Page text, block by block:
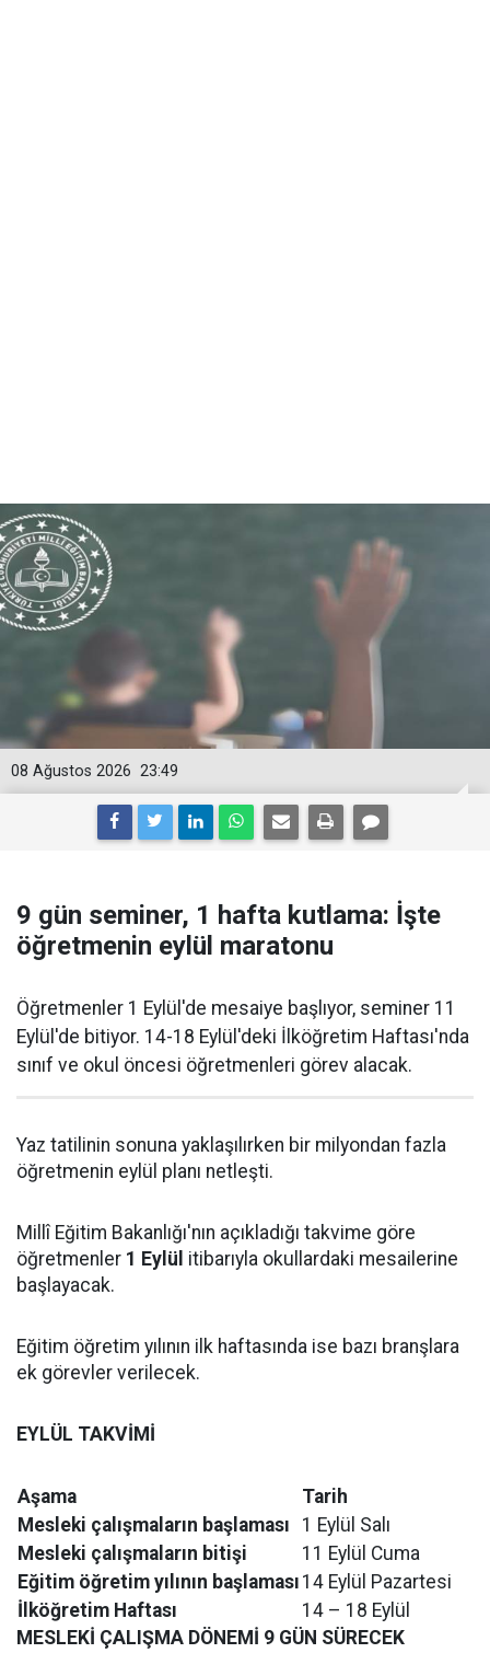
23:49
08 Ağustos 2026
9 gün seminer, 1 hafta kutlama: İşte
öğretmenin eylül maratonu
Öğretmenler 1 Eylül'de mesaiye başlıyor, seminer 11
Eylül'de bitiyor. 14-18 Eylül'deki İlköğretim Haftası'nda
sınıf ve okul öncesi öğretmenleri görev alacak.
Yaz tatilinin sonuna yaklaşılırken bir milyondan fazla
öğretmenin eylül planı netleşti.
Millî Eğitim Bakanlığı'nın açıkladığı takvime göre
öğretmenler 1 Eylül itibarıyla okullardaki mesailerine
başlayacak.
Eğitim öğretim yılının ilk haftasında ise bazı branşlara
ek görevler verilecek.
EYLÜL TAKVİMİ
Aşama
Tarih
Mesleki çalışmaların başlaması
1 Eylül Salı
Mesleki çalışmaların bitişi
11 Eylül Cuma
Eğitim öğretim yılının başlaması 14 Eylül Pazartesi
İlköğretim Haftası
14 – 18 Eylül
MESLEKİ ÇALIŞMA DÖNEMİ 9 GÜN SÜRECEK